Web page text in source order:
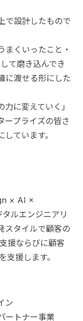
で設計したもので
まくいったこと・
て磨き込んでき
に渡せる形にした
力に変えていく」
ープライズの皆さ
ています。
× AI ×
ルエンジニアリ
スタイルで顧客の
援ならびに顧客
援します。
ン
ートナー事業